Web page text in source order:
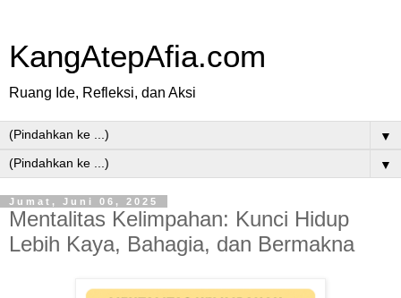
KangAtepAfia.com
Ruang Ide, Refleksi, dan Aksi
▼
▼
Jumat, Juni 06, 2025
Mentalitas Kelimpahan: Kunci Hidup
Lebih Kaya, Bahagia, dan Bermakna